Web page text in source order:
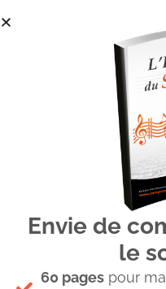
Article-
Envie de
le
60 pages pour